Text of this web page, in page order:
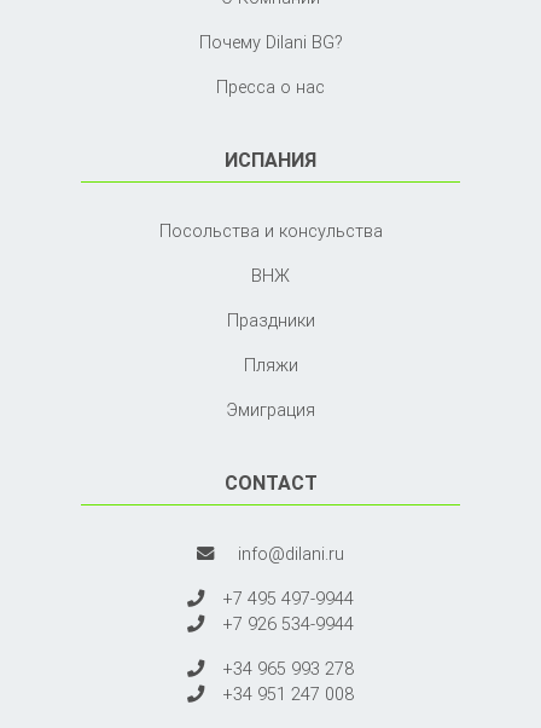
Почему Dilani BG?
Пресса о нас
ИСПАНИЯ
Посольства и консульства
ВНЖ
Праздники
Пляжи
Эмиграция
CONTACT
info@dilani.ru
+7 495 497-9944
+7 926 534-9944
+34 965 993 278
+34 951 247 008